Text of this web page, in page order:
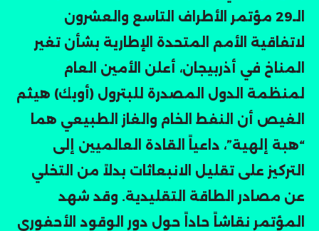
الـ29 مؤتمر الأطراف التاسع والعشرون
لاتفاقية الأمم المتحدة الإطارية بشأن تغير
المناخ في أذربيجان، أعلن الأمين العام
لمنظمة الدول المصدرة للبترول (أوبك) هيثم
الغيص أن النفط الخام والغاز الطبيعي هما
“هبة إلهية”، داعياً القادة العالميين إلى
التركيز على تقليل الانبعاثات بدلاً من التخلي
عن مصادر الطاقة التقليدية. وقد شهد
المؤتمر نقاشاً حاداً حول دور الوقود الأحفوري